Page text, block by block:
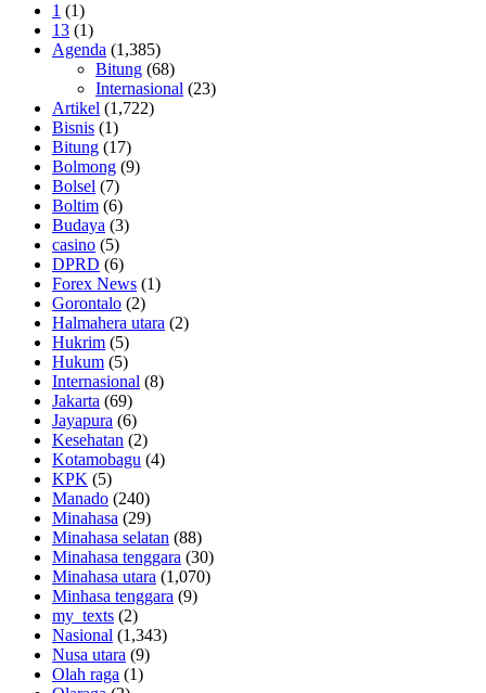
1 (1)
13 (1)
Agenda (1,385)
Bitung (68)
Internasional (23)
Artikel (1,722)
Bisnis (1)
Bitung (17)
Bolmong (9)
Bolsel (7)
Boltim (6)
Budaya (3)
casino (5)
DPRD (6)
Forex News (1)
Gorontalo (2)
Halmahera utara (2)
Hukrim (5)
Hukum (5)
Internasional (8)
Jakarta (69)
Jayapura (6)
Kesehatan (2)
Kotamobagu (4)
KPK (5)
Manado (240)
Minahasa (29)
Minahasa selatan (88)
Minahasa tenggara (30)
Minahasa utara (1,070)
Minhasa tenggara (9)
my_texts (2)
Nasional (1,343)
Nusa utara (9)
Olah raga (1)